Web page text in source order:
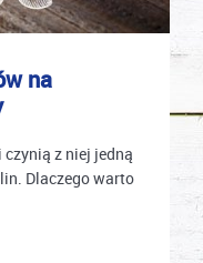
na
z niej jedną
Dlaczego warto